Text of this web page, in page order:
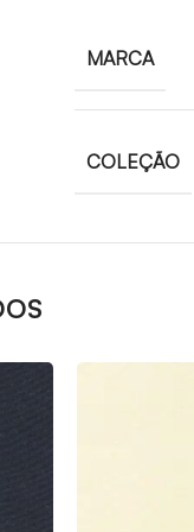
MARCA
COLEÇÃO